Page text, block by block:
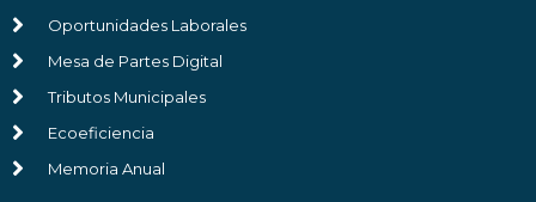
Oportunidades Laborales
Mesa de Partes Digital
Tributos Municipales
Ecoeficiencia
Memoria Anual